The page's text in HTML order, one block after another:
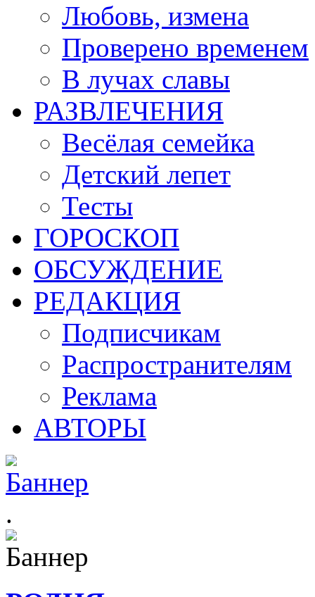
Любовь, измена
Проверено временем
В лучах славы
РАЗВЛЕЧЕНИЯ
Весёлая семейка
Детский лепет
Тесты
ГОРОСКОП
ОБСУЖДЕНИЕ
РЕДАКЦИЯ
Подписчикам
Распространителям
Реклама
АВТОРЫ
.